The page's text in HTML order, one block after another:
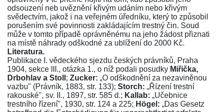
odsouzení neb uvěznění křivým udáním nebo křivým
svědectvím, jakož i na veřejném úředníku, který to způsobil
porušením své povinnosti zakládajícím trestný čin. Soud
může v tomto případě oprávněnému na jeho žádost přiznati
na místě náhrady odškodné za ublížení do 2000 Kč.
Literatura.
Publikace I. vědeckého sjezdu českých právníků, Praha
1904, sekce III., otázka 1., o níž podali posudky Miřička,
Drbohlav a Stoll ; Zucker: „O odškodnění za nezaviněnou
vazbu" (Právník, 1883, str. 133); Storch: „Řízení trestní
rakouské", sv. II., 1897, str. 585 d.; Kallab: „Učebnice
trestního řízení", 1930, str. 124 a 225; Högel: „Das Gesetz